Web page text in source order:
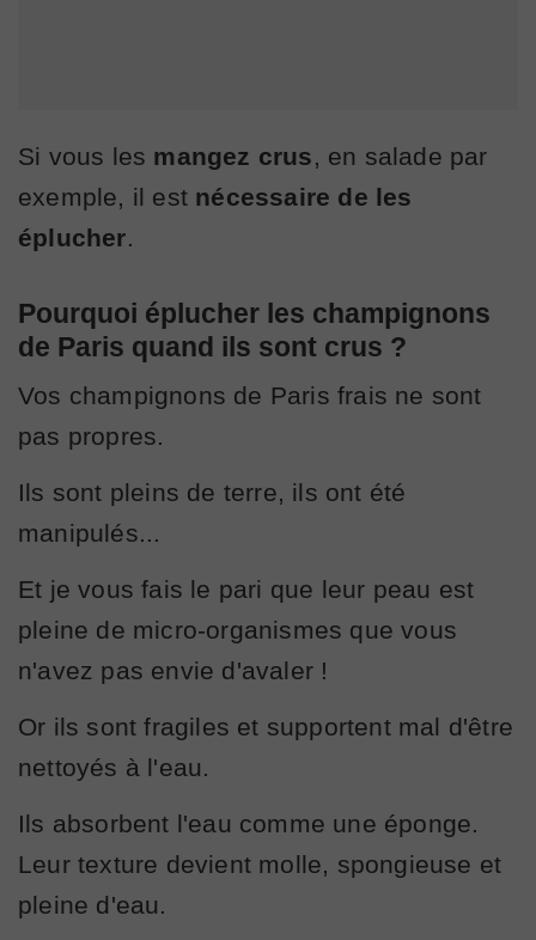
Si vous les mangez crus, en salade par
exemple, il est nécessaire de les
éplucher.
Pourquoi éplucher les champignons
de Paris quand ils sont crus ?
Vos champignons de Paris frais ne sont
pas propres.
Ils sont pleins de terre, ils ont été
manipulés...
Et je vous fais le pari que leur peau est
pleine de micro-organismes que vous
n'avez pas envie d'avaler !
Or ils sont fragiles et supportent mal d'être
nettoyés à l'eau.
Ils absorbent l'eau comme une éponge.
Leur texture devient molle, spongieuse et
pleine d'eau.